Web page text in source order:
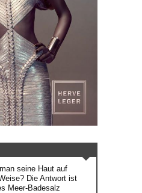
seine Haut auf
Die Antwort ist
Meer-Badesalz